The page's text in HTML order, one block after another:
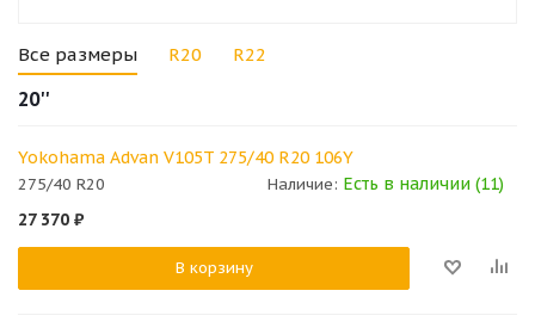
Все размеры R20 R22
20''
Yokohama Advan V105T 275/40 R20 106Y
275/40 R20 Наличие: Есть в наличии (11)
27 370 ₽
В корзину